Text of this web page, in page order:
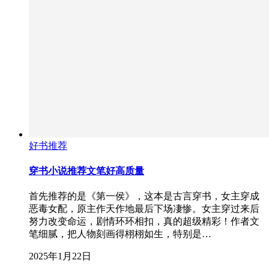
好书推荐
穿书小说推荐文笔好高质量
首先推荐的是《第一侯》，这本是古言穿书，女主穿成
恶毒女配，原主作天作地最后下场凄惨。女主穿过来后
努力改变命运，剧情环环相扣，真的超级精彩！作者文
笔细腻，把人物刻画得栩栩如生，特别是…
2025年1月22日